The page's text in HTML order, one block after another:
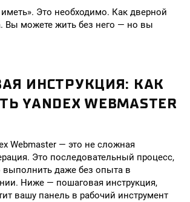
Это необходимо. Как дверной
Вы можете жить без него — но вы
ИНСТРУКЦИЯ: КАК
YANDEX WEBMASTER
Webmaster — это не сложная
Это последовательный процесс,
даже без опыта в
Ниже — пошаговая инструкция,
вашу панель в рабочий инструмент